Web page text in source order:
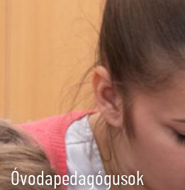
Óvodapedagógusok